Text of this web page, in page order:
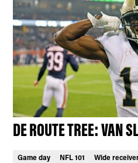
DE ROUTE TREE: VAN
Game day NFL 101 Wide